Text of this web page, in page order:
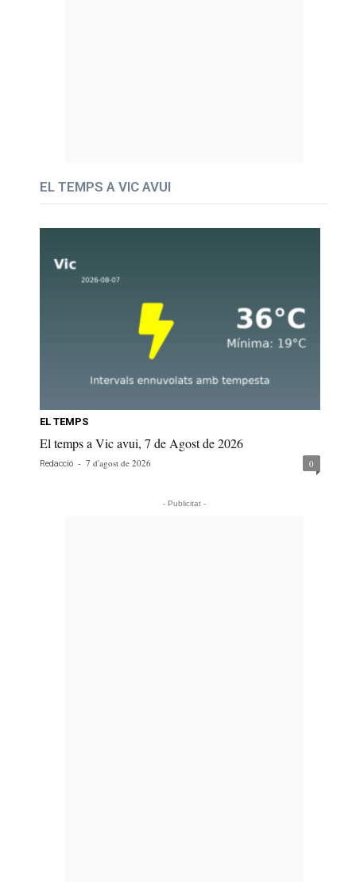
EL TEMPS A VIC AVUI
EL TEMPS
El temps a Vic avui, 7 de Agost de 2026
Redacció - 7 d'agost de 2026 0
- Publicitat -